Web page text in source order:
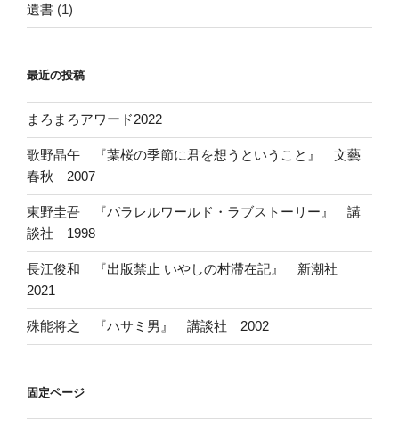
遺書 (1)
最近の投稿
まろまろアワード2022
歌野晶午 『葉桜の季節に君を想うということ』 文藝
春秋 2007
東野圭吾 『パラレルワールド・ラブストーリー』 講
談社 1998
長江俊和 『出版禁止 いやしの村滞在記』 新潮社
2021
殊能将之 『ハサミ男』 講談社 2002
固定ページ